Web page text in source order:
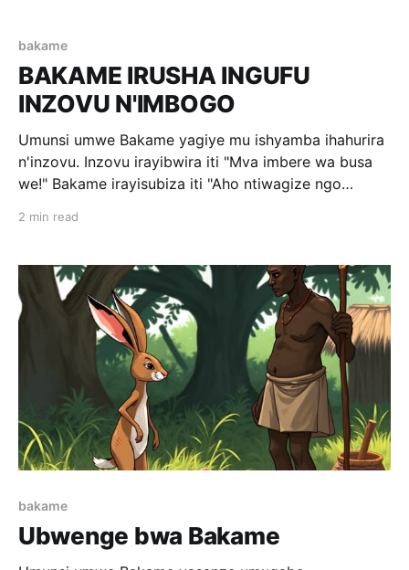
itaratwica! Ubwo Bakame iragenda iragendaa, bigeze
aho irananirwa,
bakame
BAKAME IRUSHA INGUFU
INZOVU N'IMBOGO
Umunsi umwe Bakame yagiye mu ishyamba ihahurira
n'inzovu. Inzovu irayibwira iti "Mva imbere wa busa
we!" Bakame irayisubiza iti "Aho ntiwagize ngo
byawe ngo
2 min read
bakame
Ubwenge bwa Bakame